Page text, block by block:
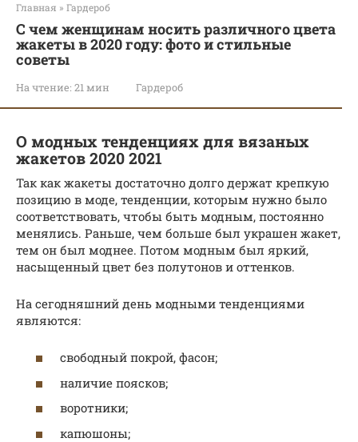
Главная » Гардероб
С чем женщинам носить различного цвета
жакеты в 2020 году: фото и стильные
советы
На чтение: 21 мин Гардероб
О модных тенденциях для вязаных
жакетов 2020 2021
Так как жакеты достаточно долго держат крепкую
позицию в моде, тенденции, которым нужно было
соответствовать, чтобы быть модным, постоянно
менялись. Раньше, чем больше был украшен жакет,
тем он был моднее. Потом модным был яркий,
насыщенный цвет без полутонов и оттенков.
На сегодняшний день модными тенденциями
являются:
свободный покрой, фасон;
наличие поясков;
воротники;
капюшоны;